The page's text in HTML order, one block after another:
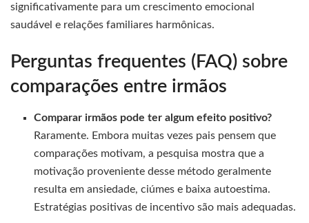
significativamente para um crescimento emocional
saudável e relações familiares harmônicas.
Perguntas frequentes (FAQ) sobre
comparações entre irmãos
Comparar irmãos pode ter algum efeito positivo?
Raramente. Embora muitas vezes pais pensem que
comparações motivam, a pesquisa mostra que a
motivação proveniente desse método geralmente
resulta em ansiedade, ciúmes e baixa autoestima.
Estratégias positivas de incentivo são mais adequadas.